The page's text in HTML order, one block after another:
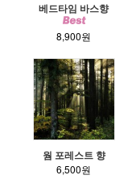
베드타임 바스향
8,900원
웜 포레스트 향
6,500원